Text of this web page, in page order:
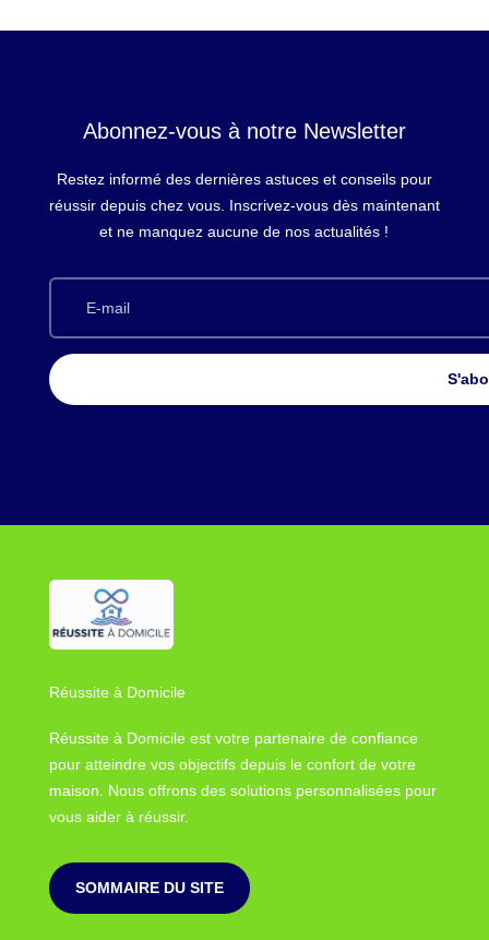
Abonnez-vous à notre Newsletter
Restez informé des dernières astuces et conseils pour
réussir depuis chez vous. Inscrivez-vous dès maintenant
et ne manquez aucune de nos actualités !
Réussite à Domicile
Réussite à Domicile est votre partenaire de confiance
pour atteindre vos objectifs depuis le confort de votre
maison. Nous offrons des solutions personnalisées pour
vous aider à réussir.
SOMMAIRE DU SITE